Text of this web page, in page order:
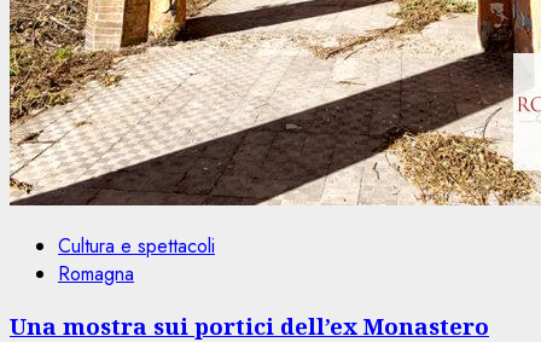
Cultura e spettacoli
Romagna
Una mostra sui portici dell’ex Monastero